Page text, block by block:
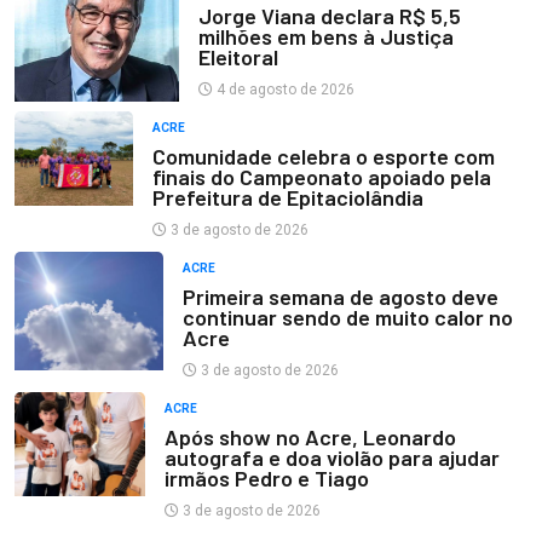
Jorge Viana declara R$ 5,5
milhões em bens à Justiça
Eleitoral
4 de agosto de 2026
ACRE
Comunidade celebra o esporte com
finais do Campeonato apoiado pela
Prefeitura de Epitaciolândia
3 de agosto de 2026
ACRE
Primeira semana de agosto deve
continuar sendo de muito calor no
Acre
3 de agosto de 2026
ACRE
Após show no Acre, Leonardo
autografa e doa violão para ajudar
irmãos Pedro e Tiago
3 de agosto de 2026